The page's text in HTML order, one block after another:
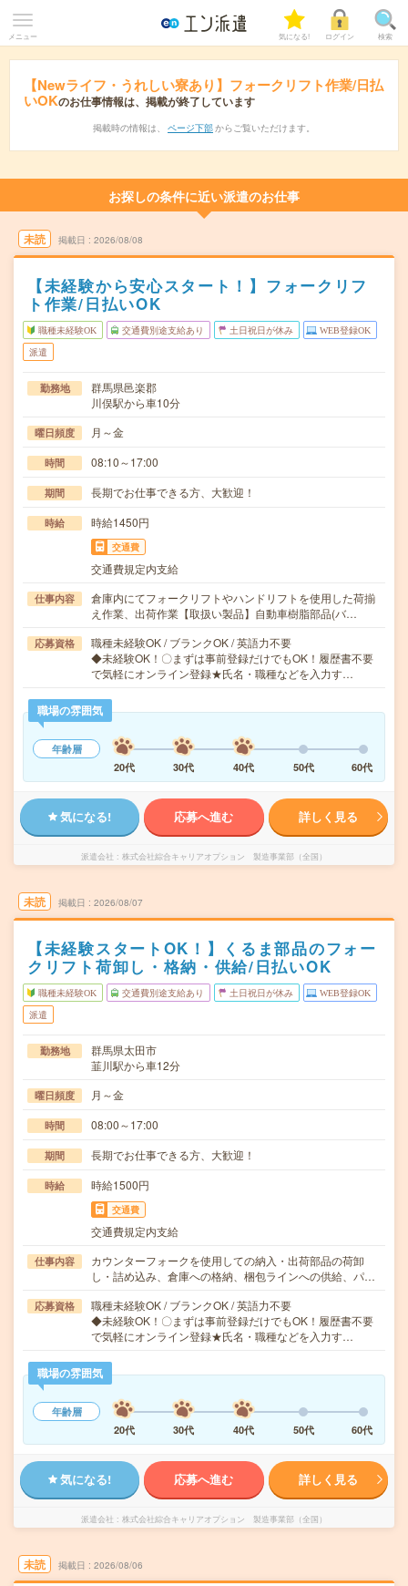
メニュー 気になる! ログイン 検索
【Newライフ・うれしい寮あり】フォークリフト作業/日払
いOKのお仕事情報は、掲載が終了しています
掲載時の情報は、 ページ下部 からご覧いただけます。
お探しの条件に近い派遣のお仕事
未読 掲載日 2026/08/08
【未経験から安心スタート！】フォークリフ
ト作業/日払いOK
職種未経験OK 交通費別途支給あり 土日祝日が休み WEB登録OK
派遣
勤務地
群馬県邑楽郡
川俣駅から車10分
曜日頻度 月～金
時間 08:10～17:00
期間 長期でお仕事できる方、大歓迎！
時給 時給1450円
交通費
交通費規定内支給
仕事内容
倉庫内にてフォークリフトやハンドリフトを使用した荷揃
え作業、出荷作業【取扱い製品】自動車樹脂部品(バ…
応募資格
職種未経験OK / ブランクOK / 英語力不要
◆未経験OK！〇まずは事前登録だけでもOK！履歴書不要
で気軽にオンライン登録★氏名・職種などを入力す…
職場の雰囲気
年齢層
20代
30代 40代 50代 60代
気になる! 応募へ進む 詳しく見る
派遣会社 株式会社綜合キャリアオプション 製造事業部（全国）
未読 掲載日 2026/08/07
【未経験スタートOK！】くるま部品のフォー
クリフト荷卸し・格納・供給/日払いOK
職種未経験OK 交通費別途支給あり 土日祝日が休み WEB登録OK
派遣
勤務地
群馬県太田市
韮川駅から車12分
曜日頻度 月～金
時間 08:00～17:00
期間 長期でお仕事できる方、大歓迎！
時給 時給1500円
交通費
交通費規定内支給
仕事内容
カウンターフォークを使用しての納入・出荷部品の荷卸
し・詰め込み、倉庫への格納、梱包ラインへの供給、パ…
応募資格
職種未経験OK / ブランクOK / 英語力不要
◆未経験OK！〇まずは事前登録だけでもOK！履歴書不要
で気軽にオンライン登録★氏名・職種などを入力す…
職場の雰囲気
年齢層
20代
30代 40代 50代 60代
気になる! 応募へ進む 詳しく見る
派遣会社 株式会社綜合キャリアオプション 製造事業部（全国）
未読 掲載日 2026/08/06